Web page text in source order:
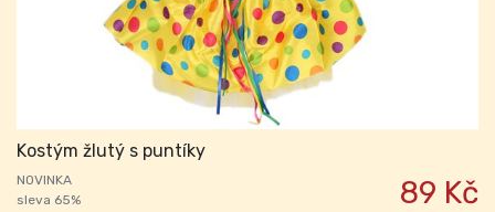
Kostým žlutý s puntíky
NOVINKA
sleva 65%
89 Kč